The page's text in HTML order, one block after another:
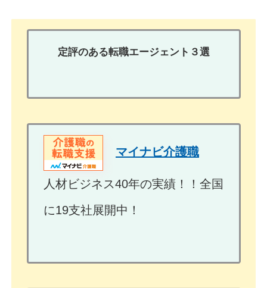
定評のある転職エージェント３選
マイナビ介護職
人材ビジネス40年の実績！！全国
に19支社展開中！